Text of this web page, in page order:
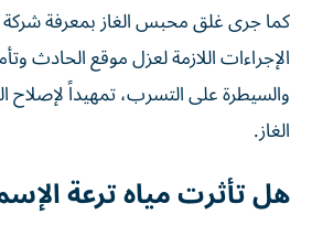
كما جرى غلق محبس الغاز بمعرفة
الإجراءات اللازمة لعزل موقع الحادث
والسيطرة على التسرب، تمهيداً
الغاز.
هل تأثرت مياه ترعة